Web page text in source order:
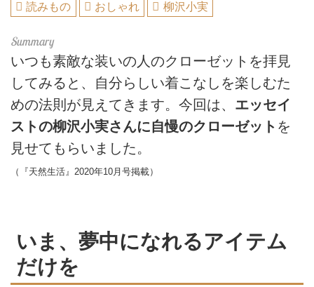
読みもの おしゃれ 柳沢小実
いつも素敵な装いの人のクローゼットを拝見
してみると、自分らしい着こなしを楽しむた
めの法則が見えてきます。今回は、 エッセイ
ストの柳沢小実さんに自慢のクローゼット を
見せてもらいました。
（『天然生活』2020年10月号掲載）
いま、夢中になれるアイテム
だけを